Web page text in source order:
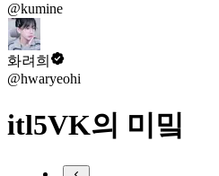
@kumine
화려희
@hwaryeohi
itl5VK의 미밐